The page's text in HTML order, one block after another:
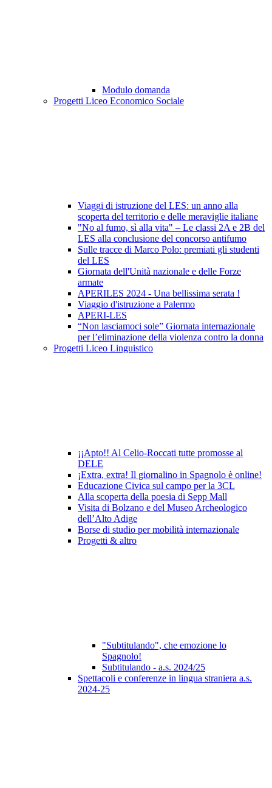
Modulo domanda
Progetti Liceo Economico Sociale
Viaggi di istruzione del LES: un anno alla
scoperta del territorio e delle meraviglie italiane
"No al fumo, sì alla vita" – Le classi 2A e 2B del
LES alla conclusione del concorso antifumo
Sulle tracce di Marco Polo: premiati gli studenti
del LES
Giornata dell'Unità nazionale e delle Forze
armate
APERILES 2024 - Una bellissima serata !
Viaggio d'istruzione a Palermo
APERI-LES
“Non lasciamoci sole” Giornata internazionale
per l’eliminazione della violenza contro la donna
Progetti Liceo Linguistico
¡¡Apto!! Al Celio-Roccati tutte promosse al
DELE
¡Extra, extra! Il giornalino in Spagnolo è online!
Educazione Civica sul campo per la 3CL
Alla scoperta della poesia di Sepp Mall
Visita di Bolzano e del Museo Archeologico
dell’Alto Adige
Borse di studio per mobilità internazionale
Progetti & altro
"Subtitulando", che emozione lo
Spagnolo!
Subtitulando - a.s. 2024/25
Spettacoli e conferenze in lingua straniera a.s.
2024-25